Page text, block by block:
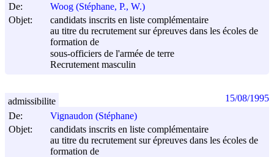
De:
Woog (Stéphane, P., W.)
Objet:
candidats inscrits en liste complémentaire
au titre du recrutement sur épreuves dans les écoles de
formation de
sous-officiers de l'armée de terre
Recrutement masculin
De:
Vignaudon (Stéphane)
Objet:
candidats inscrits en liste complémentaire
au titre du recrutement sur épreuves dans les écoles de
formation de
admissibilite 15/08/1995